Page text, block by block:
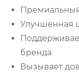
Улучшенная
бренда
Вызывает